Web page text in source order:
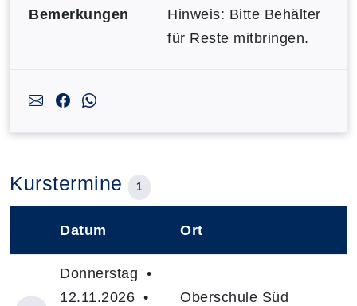
Bemerkungen
Hinweis: Bitte Behälter
für Reste mitbringen.
Kurstermine 1
Datum Ort
Donnerstag •
12.11.2026 •
Oberschule Süd